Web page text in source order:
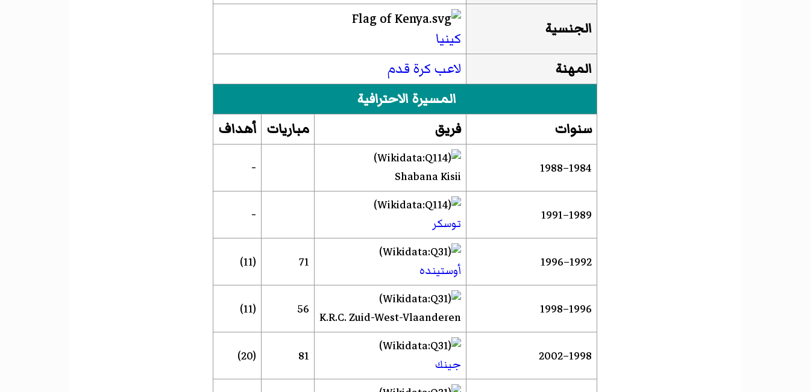
الجنسية
كينيا
المهنة
لاعب كرة قدم
المسيرة الاحترافية
سنوات
فريق مباريات أهداف
1984–1988
Shabana Kisii
-
1989–1991 توسكر -
1992–1996 أوستينده 71
(11)
1996–1998
K.R.C. Zuid-West-Vlaanderen
56
(11)
1998–2002 جينك 81
(20)